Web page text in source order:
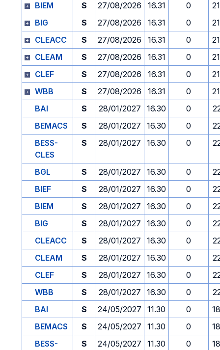
BIEM
S 27/08/2026 16.31 0
BIG
S 27/08/2026 16.31 0
CLEACC
S 27/08/2026 16.31 0
CLEAM
S 27/08/2026 16.31 0
CLEF
S 27/08/2026 16.31 0
WBB
S 27/08/2026 16.31 0
BAI
S 28/01/2027 16.30 0
BEMACS
S 28/01/2027 16.30 0
BESS-
CLES
S 28/01/2027 16.30 0
BGL S 28/01/2027 16.30 0
BIEF
S 28/01/2027 16.30 0
BIEM
S 28/01/2027 16.30 0
BIG
S 28/01/2027 16.30 0
CLEACC
S 28/01/2027 16.30 0
CLEAM
S 28/01/2027 16.30 0
CLEF
S 28/01/2027 16.30 0
WBB
S 28/01/2027 16.30 0
BAI
S 24/05/2027 11.30 0
BEMACS
S 24/05/2027 11.30 0
BESS-
S 24/05/2027 11.30 0